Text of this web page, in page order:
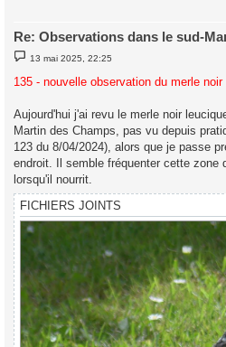
Re: Observations dans le sud-
M
e
s
s
g
e
13 mai 2025, 22:25
135 - nouvelle observation du merle noir
Aujourd'hui j'ai revu le merle noir
Martin des Champs, pas vu depuis
123 du 8/04/2024), alors que je passe
endroit. Il semble fréquenter cette zone
lorsqu'il nourrit.
FICHIERS JOINTS